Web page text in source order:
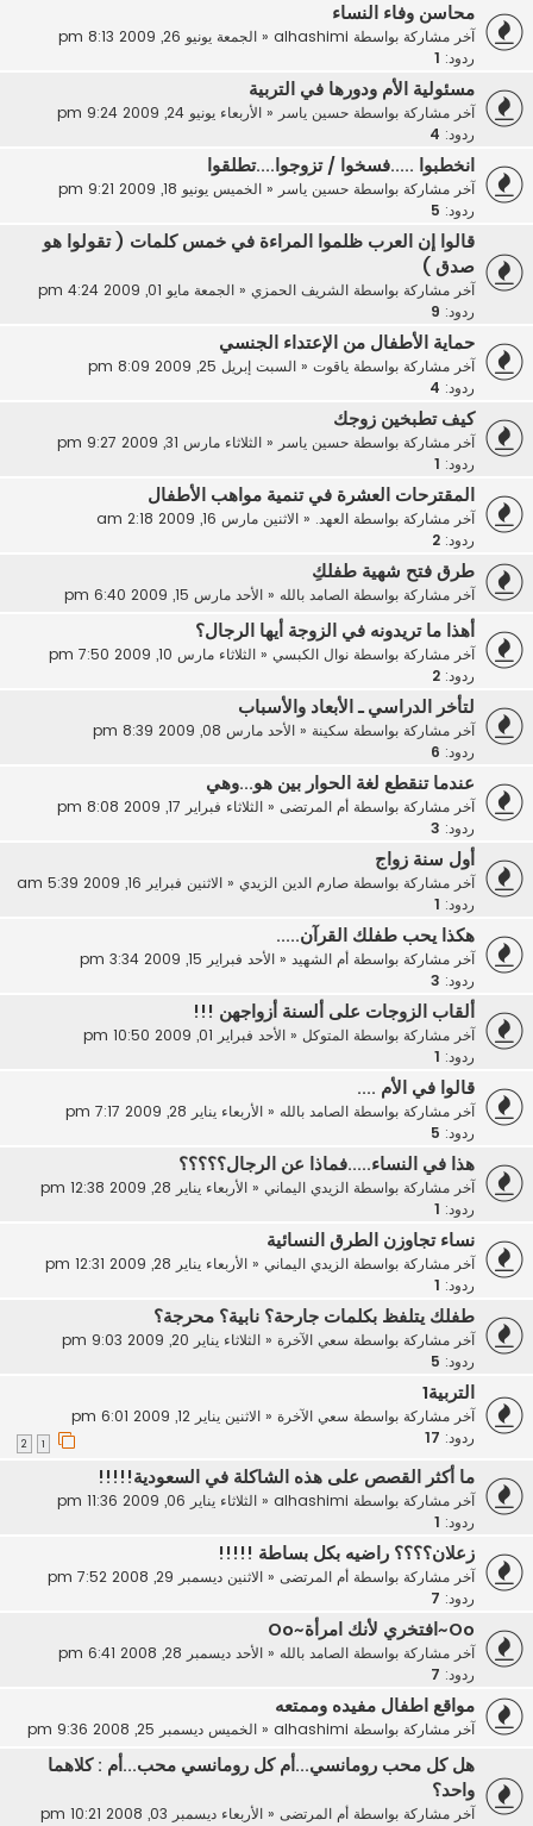
محاسن وفاء النساء
آخر مشاركة بواسطة alhashimi
« الجمعة يونيو 26, 2009 8:13 pm
ردود:
مسئولية الأم ودورها في التربية
آخر مشاركة بواسطة حسين ياسر« الأربعاء يونيو 24, 2009 9:24 pm
ردود: 4
انخطبوا .....فسخوا / تزوجوا....تطلقوا
آخر مشاركة بواسطة حسين ياسر« الخميس يونيو 18, 2009 9:21 pm
ردود: 5
قالوا إن العرب ظلموا المراءة في خمس كلمات ( تقولوا هو
صدق )
آخر مشاركة بواسطة الشريف الحمزي« الجمعة مايو 01, 2009 4:24 pm
ردود: 9
حماية الأطفال من الإعتداء الجنسي
آخر مشاركة بواسطة ياقوت« السبت إبريل 25, 2009 8:09 pm
ردود: 4
كيف تطبخين زوجك
آخر مشاركة بواسطة حسين ياسر« الثلاثاء مارس 31, 2009 9:27 pm
ردود:
المقترحات العشرة في تنمية مواهب الأطفال
آخر مشاركة بواسطة العهد.« الاثنين مارس 16, 2009 2:18 am
ردود: 2
طرق فتح شهية طفلكِ
آخر مشاركة بواسطة الصامد بالله« الأحد مارس 15, 2009 6:40 pm
أهذا ما تريدونه في الزوجة أيها الرجال؟
آخر مشاركة بواسطة نوال الكبسي« الثلاثاء مارس 10, 2009 7:50 pm
ردود: 2
لتأخر الدراسي ـ الأبعاد والأسباب
آخر مشاركة بواسطة سكينة« الأحد مارس 08, 2009 8:39 pm
ردود: 6
عندما تنقطع لغة الحوار بين هو...وهي
آخر مشاركة بواسطة أم المرتضى« الثلاثاء فبراير 17, 2009 8:08 pm
ردود: 3
أول سنة زواج
آخر مشاركة بواسطة صارم الدين الزيدي« الاثنين فبراير 16, 2009 5:39 am
ردود:
هكذا يحب طفلك القرآن.....
آخر مشاركة بواسطة أم الشهيد« الأحد فبراير 15, 2009 3:34 pm
ردود: 3
ألقاب الزوجات على ألسنة أزواجهن !!!
آخر مشاركة بواسطة المتوكل« الأحد فبراير 01, 2009 10:50 pm
ردود:
قالوا في الأم ....
آخر مشاركة بواسطة الصامد بالله« الأربعاء يناير 28, 2009 7:17 pm
ردود: 5
هذا في النساء.....فماذا عن الرجال؟؟؟؟؟
آخر مشاركة بواسطة الزيدي اليماني« الأربعاء يناير 28, 2009 12:38 pm
ردود:
نساء تجاوزن الطرق النسائية
آخر مشاركة بواسطة الزيدي اليماني« الأربعاء يناير 28, 2009 12:31 pm
ردود:
طفلك يتلفظ بكلمات جارحة؟ نابية؟ محرجة؟
آخر مشاركة بواسطة سعي الآخرة« الثلاثاء يناير 20, 2009 9:03 pm
ردود: 5
التربية1
آخر مشاركة بواسطة سعي الآخرة« الاثنين يناير 12, 2009 6:01 pm
ردود: 17
ما أكثر القصص على هذه الشاكلة في السعودية!!!!!
آخر مشاركة بواسطة alhashimi
« الثلاثاء يناير 06, 2009 11:36 pm
ردود:
زعلان؟؟؟؟ راضيه بكل بساطة !!!!!
آخر مشاركة بواسطة أم المرتضى « الاثنين ديسمبر 29, 2008 7:52 pm
ردود: 7
Oo~افتخري لأنك امرأة~Oo
آخر مشاركة بواسطة الصامد بالله« الأحد ديسمبر 28, 2008 6:41 pm
ردود: 7
مواقع اطفال مفيده وممتعه
آخر مشاركة بواسطة alhashimi
« الخميس ديسمبر 25, 2008 9:36 pm
هل كل محب رومانسي...أم كل رومانسي محب...أم : كلاهما
واحد؟
آخر مشاركة بواسطة أم المرتضى « الأربعاء ديسمبر 03, 2008 10:21 pm